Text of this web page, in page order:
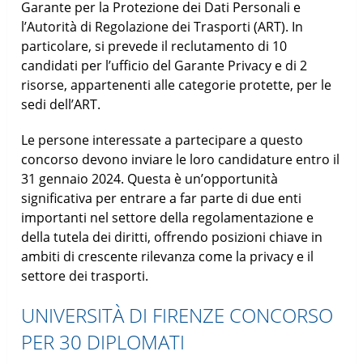
Garante per la Protezione dei Dati Personali e
l’Autorità di Regolazione dei Trasporti (ART). In
particolare, si prevede il reclutamento di 10
candidati per l’ufficio del Garante Privacy e di 2
risorse, appartenenti alle categorie protette, per le
sedi dell’ART.
Le persone interessate a partecipare a questo
concorso devono inviare le loro candidature entro il
31 gennaio 2024. Questa è un’opportunità
significativa per entrare a far parte di due enti
importanti nel settore della regolamentazione e
della tutela dei diritti, offrendo posizioni chiave in
ambiti di crescente rilevanza come la privacy e il
settore dei trasporti.
UNIVERSITÀ DI FIRENZE CONCORSO
PER 30 DIPLOMATI